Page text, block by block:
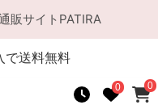
販サイト PATIRA
で送料無料
0 0